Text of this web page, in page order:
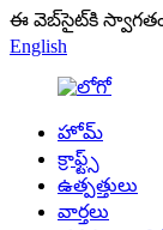
ఈ వెబ్‌సైట్‌కి
English
హోమ్
క్రాఫ్ట్స్
ఉత్పత్తులు
వార్తలు